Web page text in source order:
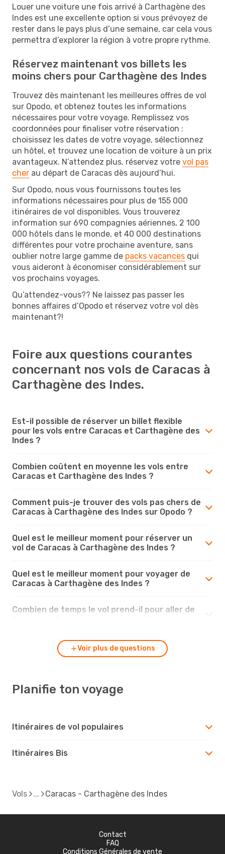
Louer une voiture une fois arrivé à Carthagène des
Indes est une excellente option si vous prévoyez de
rester dans le pays plus d’une semaine, car cela vous
permettra d’explorer la région à votre propre rythme.
Réservez maintenant vos billets les
moins chers pour Carthagène des Indes
Trouvez dès maintenant les meilleures offres de vol
sur Opodo, et obtenez toutes les informations
nécessaires pour votre voyage. Remplissez vos
coordonnées pour finaliser votre réservation :
choisissez les dates de votre voyage, sélectionnez
un hôtel, et trouvez une location de voiture à un prix
avantageux. N’attendez plus, réservez votre vol pas
cher au départ de Caracas dès aujourd’hui.
Sur Opodo, nous vous fournissons toutes les
informations nécessaires pour plus de 155 000
itinéraires de vol disponibles. Vous trouverez
information sur 690 compagnies aériennes, 2 100
000 hôtels dans le monde, et 40 000 destinations
différentes pour votre prochaine aventure, sans
oublier notre large gamme de packs vacances qui
vous aideront à économiser considérablement sur
vos prochains voyages.
Qu’attendez-vous?? Ne laissez pas passer les
bonnes affaires d’Opodo et réservez votre vol dès
maintenant?!
Foire aux questions courantes
concernant nos vols de Caracas à
Carthagène des Indes.
Est-il possible de réserver un billet flexible
pour les vols entre Caracas et Carthagène des
Indes ?
Combien coûtent en moyenne les vols entre
Caracas et Carthagène des Indes ?
Comment puis-je trouver des vols pas chers de
Caracas à Carthagène des Indes sur Opodo ?
Quel est le meilleur moment pour réserver un
vol de Caracas à Carthagène des Indes ?
Quel est le meilleur moment pour voyager de
Caracas à Carthagène des Indes ?
Combien de temps le vol prend-il pour aller de
Voir plus de questions
Planifie ton voyage
Itinéraires de vol populaires
Itinéraires Bis
Vols Caracas - Carthagène des Indes
Contact
FAQ
Conditions Générales de vente